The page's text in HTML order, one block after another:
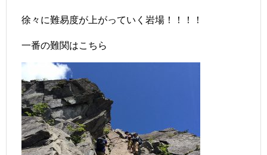
徐々に難易度が上がっていく岩場！！！！
一番の難関はこちら